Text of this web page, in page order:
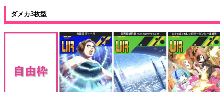
ダメカ3枚型